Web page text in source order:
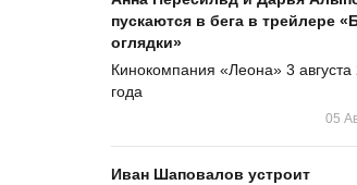
пускаются в бега в трейлере
оглядки»
Кинокомпания «Леона» 3 августа
года
05
Иван Шаповалов устроит